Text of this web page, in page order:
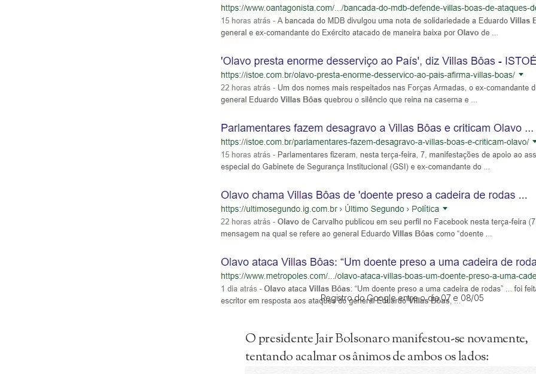
Registro do Google entre o dia 07 e 08/05
O presidente Jair Bolsonaro manifestou-se novamente,
tentando acalmar os ânimos de ambos os lados: